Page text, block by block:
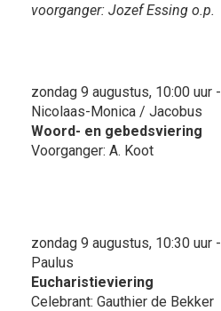
voorganger: Jozef Essing o.p.
zondag 9 augustus, 10:00 uur -
Nicolaas-Monica / Jacobus
Woord- en gebedsviering
Voorganger: A. Koot
zondag 9 augustus, 10:30 uur -
Paulus
Eucharistieviering
Celebrant: Gauthier de Bekker